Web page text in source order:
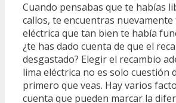
Cuando pensabas que te habías
callos, te encuentras
eléctrica que tan bien te había
¿te has dado cuenta de que el
desgastado? Elegir el recambio
lima eléctrica no es solo cuestión
primero que veas. Hay varios
cuenta que pueden marcar la